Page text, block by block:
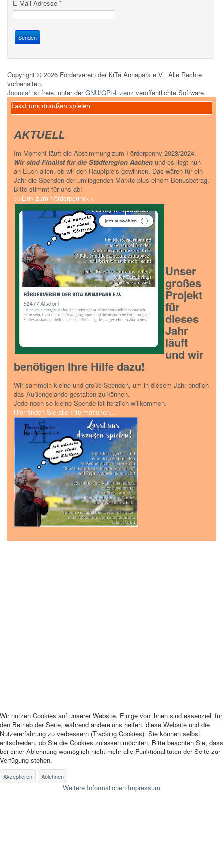
E-Mail-Adresse *
Senden
Copyright © 2026 Förderverein der KiTa Annapark e.V.. Alle Rechte
vorbehalten.
Joomla! ist freie, unter derGNU/GPL-Lizenz veröffentlichte Software.
Lasst uns draußen spielen
AKTUELL
Im Moment läuft die Abstimmung zum Förderpenny 2023/2024.
Wir sind Finalist für die Städteregion Aachen und es liegt nun
an Euch allen, ob wir den Hauptpreis gewinnen. Das wären für ein
Jahr die Spenden der umliegenden Märkte plus einem Bonusbetrag.
Bitte stimmt für uns ab!
>>Link zum Förderpenny<<
Unser
großes
Projekt
für
dieses
Jahr
läuft
und wir
benötigen Ihre Hilfe dazu!
Wir sammeln kleine und große Spenden, um in diesem Jahr endlich
das Außengelände gestalten zu können.
Jede noch so kleine Spende ist herzlich willkommen.
Hier finden Sie alle Informationen...
Wir nutzen Cookies auf unserer Website. Einige von ihnen sind essenziell für
den Betrieb der Seite, während andere uns helfen, diese Website und die
Nutzererfahrung zu verbessern (Tracking Cookies). Sie können selbst
entscheiden, ob Sie die Cookies zulassen möchten. Bitte beachten Sie, dass
bei einer Ablehnung womöglich nicht mehr alle Funktionalitäten der Seite zur
Verfügung stehen.
Akzeptieren Ablehnen
Weitere Informationen Impressum